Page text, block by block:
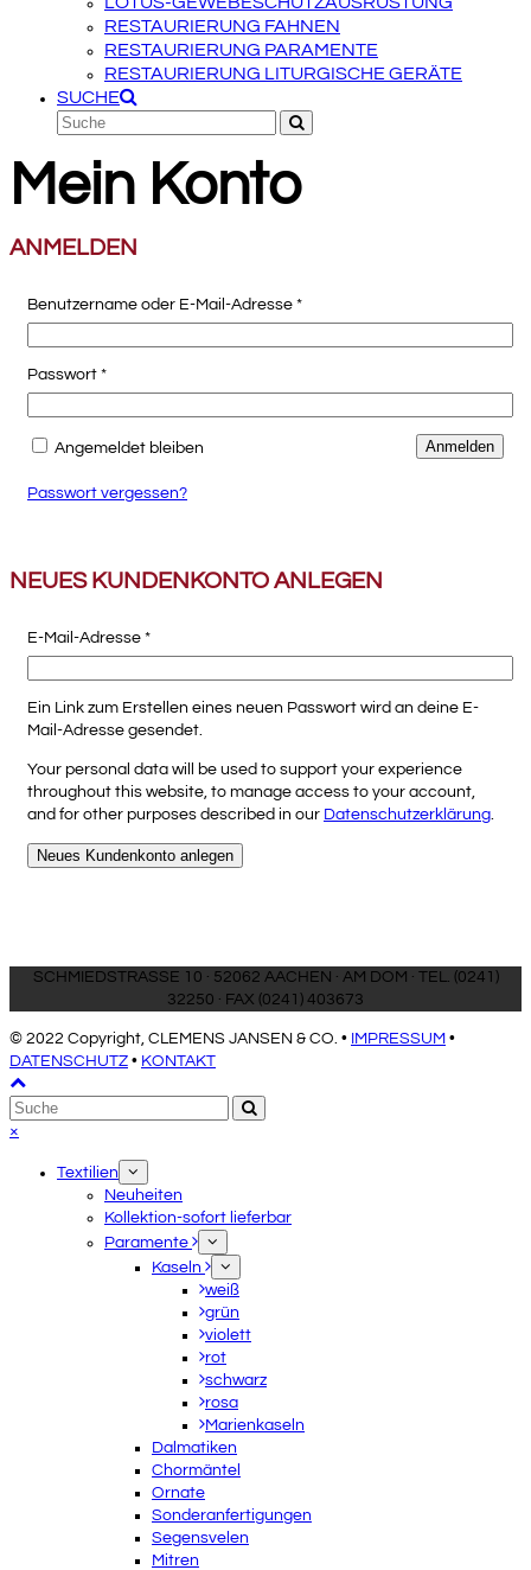
RESTAURIERUNG FAHNEN
RESTAURIERUNG PARAMENTE
RESTAURIERUNG LITURGISCHE GERÄTE
SUCHE
Suche
Mein Konto
ANMELDEN
Benutzername oder E-Mail-Adresse *Erforderlich
Passwort *Erforderlich
Angemeldet bleiben Anmelden
Passwort vergessen?
NEUES KUNDENKONTO ANLEGEN
E-Mail-Adresse *Erforderlich
Ein Link zum Erstellen eines neuen Passwort wird an deine E-
Mail-Adresse gesendet.
Your personal data will be used to support your experience
throughout this website, to manage access to your account,
and for other purposes described in our Datenschutzerklärung.
Neues Kundenkonto anlegen
SCHMIEDSTRASSE 10 · 52062 AACHEN · AM DOM · TEL. (0241)
32250 · FAX (0241) 403673
© 2022 Copyright, CLEMENS JANSEN & CO. • IMPRESSUM •
DATENSCHUTZ • KONTAKT
An
den
Suche
×
menuTextilien
Neuheiten
Kollektion-sofort lieferbar
Paramente
Kaseln
weiß
grün
violett
rot
schwarz
rosa
Marienkaseln
Dalmatiken
Chormäntel
Ornate
Sonderanfertigungen
Segensvelen
Mitren